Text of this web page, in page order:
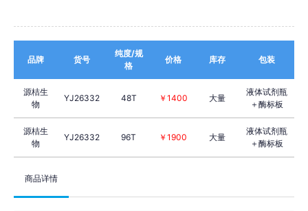
品牌 货号
纯度/规
格
价格 库存 包装
源桔生
物
YJ26332 48T ￥1400 大量
液体试剂瓶
＋酶标板
源桔生
物
YJ26332 96T ￥1900 大量
液体试剂瓶
＋酶标板
商品详情